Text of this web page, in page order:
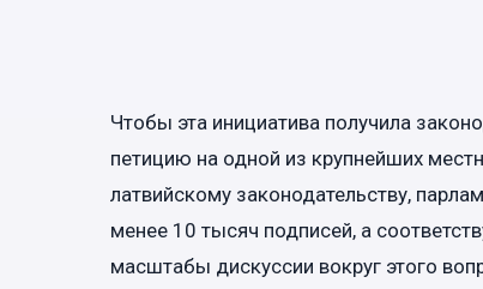
Чтобы эта инициатива получила
петицию на одной из крупнейших
латвийскому законодательству,
менее 10 тысяч подписей, а
масштабы дискуссии вокруг этого